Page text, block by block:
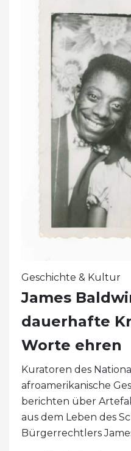
Geschichte & Kultur
James
dauerhafte
Worte ehren
Kuratoren des
afroamerikanische
berichten über
aus dem Leben des
Bürgerrechtlers